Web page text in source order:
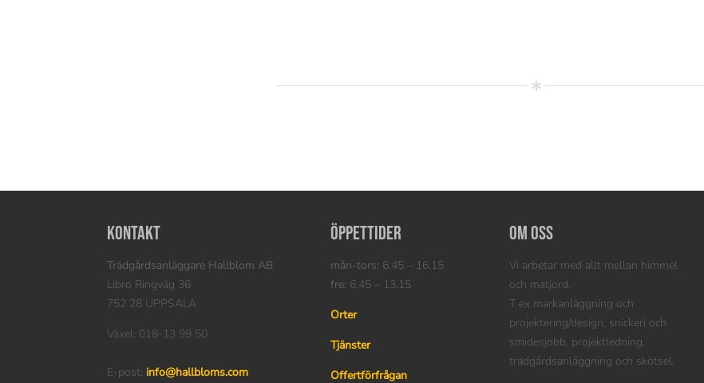
Kontakt
Trädgårdsanläggare Hallblom AB
Libro Ringväg 36
752 28 UPPSALA
Växel: 018-13 99 50
E-post: info@hallbloms.com
Öppettider
mån-tors: 6.45 – 16.15
fre: 6.45 – 13.15
Orter
Tjänster
Offertförfrågan
Om oss
Vi arbetar med allt mellan himmel
och matjord.
T ex markanläggning och
projektering/design, snickeri och
smidesjobb, projektledning,
trädgårdsanläggning och skötsel.